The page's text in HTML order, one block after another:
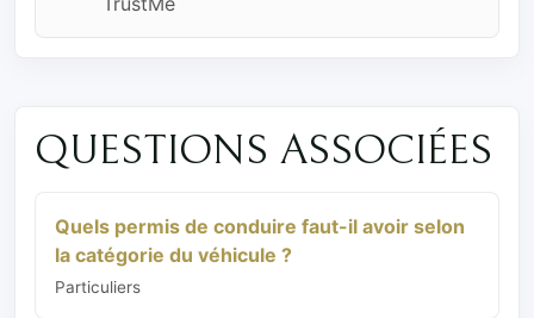
QUESTIONS ASSOCIÉES
Quels permis de conduire faut-il avoir selon
la catégorie du véhicule ?
Particuliers